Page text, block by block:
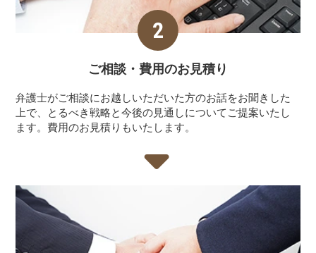
ご相談・費用のお見積り
弁護士がご相談にお越しいただいた方のお話をお聞きした
上で、とるべき戦略と今後の見通しについてご提案いたし
ます。費用のお見積りもいたします。